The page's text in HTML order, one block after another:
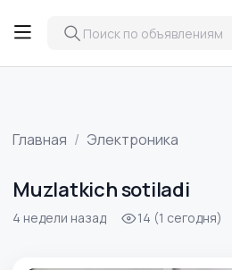
Главная Электроника
Muzlatkich sotiladi
4 недели назад 14 (1 сегодня)